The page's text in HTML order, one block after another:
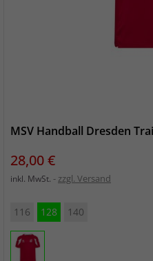
MSV Handball Dresden
Preis
28,00 €
inkl. MwSt. zzgl. Versand
116 128 140